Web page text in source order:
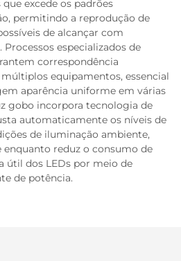
excede os padrões
permitindo a reprodução de
de alcançar com
especializados de
correspondência
equipamentos, essencial
aparência uniforme em várias
gobo incorpora tecnologia de
automaticamente os níveis de
de iluminação ambiente,
reduz o consumo de
útil dos LEDs por meio de
de potência.